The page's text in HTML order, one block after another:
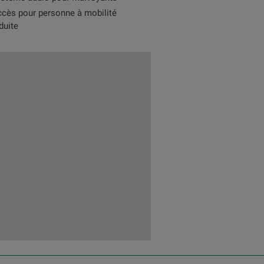
pour personne à mobilité